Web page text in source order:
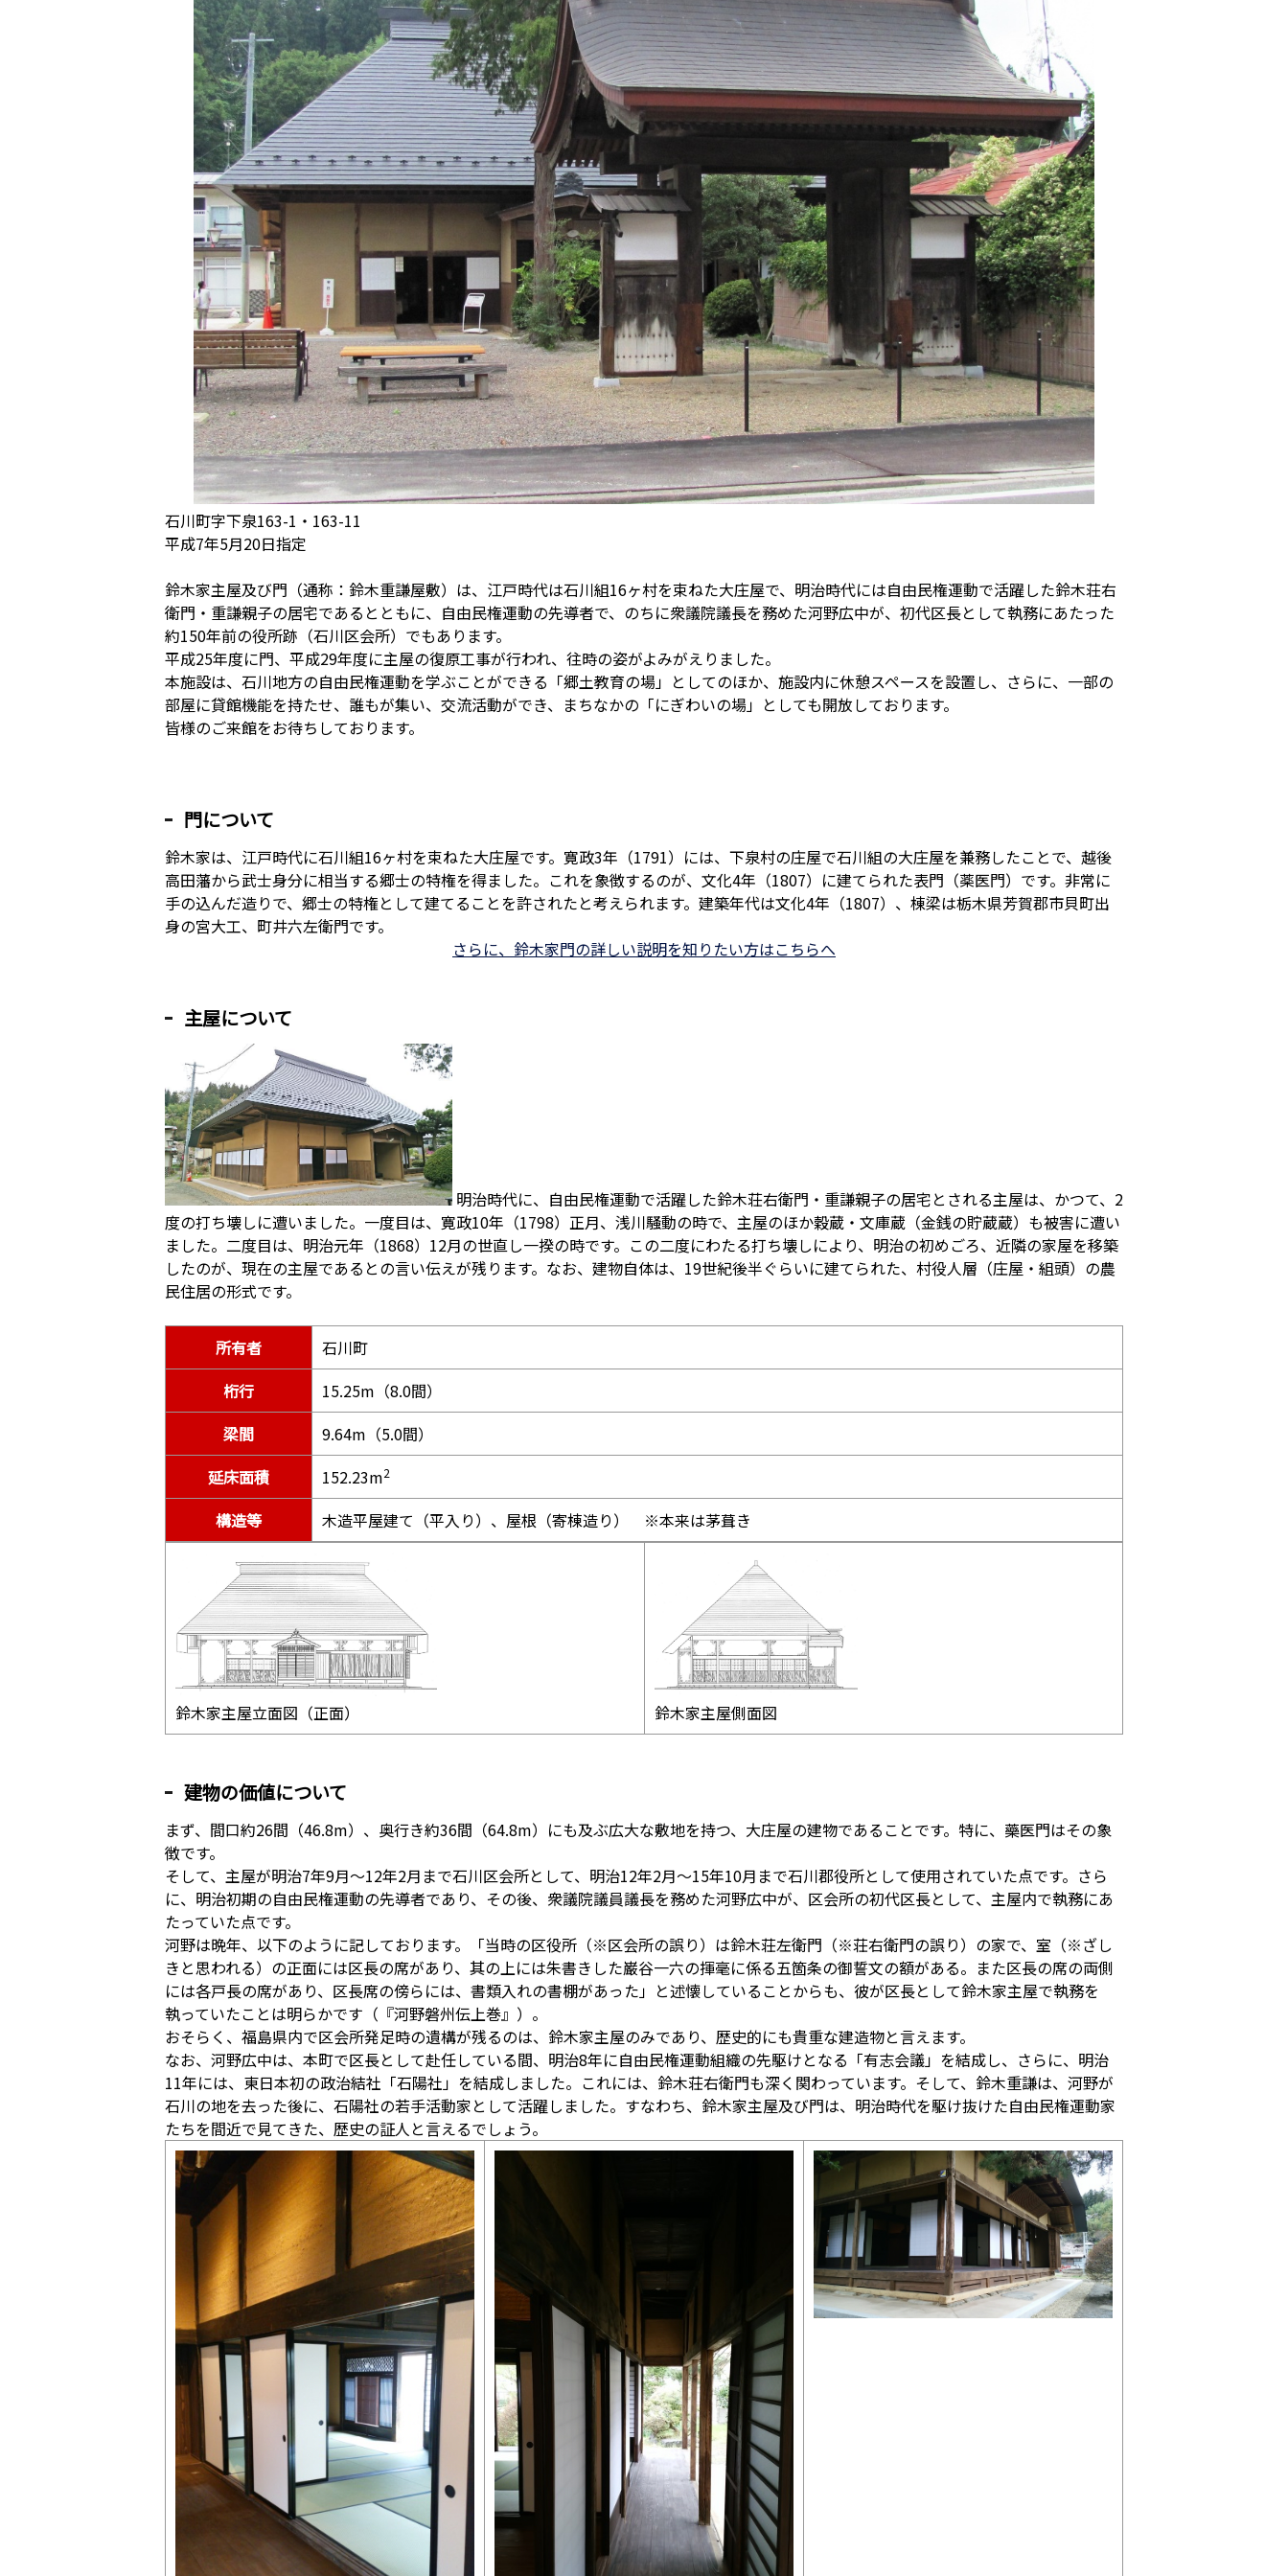
石川町字下泉163-1・163-11
平成7年5月20日指定
鈴木家主屋及び門（通称：鈴木重謙屋敷）は、江戸時代は石川組16ヶ村を束ねた大庄屋で、明治時代には自由民権運動で活躍した鈴木荘右
衛門・重謙親子の居宅であるとともに、自由民権運動の先導者で、のちに衆議院議長を務めた河野広中が、初代区長として執務にあたった
約150年前の役所跡（石川区会所）でもあります。
平成25年度に門、平成29年度に主屋の復原工事が行われ、往時の姿がよみがえりました。
本施設は、石川地方の自由民権運動を学ぶことができる「郷土教育の場」としてのほか、施設内に休憩スペースを設置し、さらに、一部の
部屋に貸館機能を持たせ、誰もが集い、交流活動ができ、まちなかの「にぎわいの場」としても開放しております。
皆様のご来館をお待ちしております。
門について
鈴木家は、江戸時代に石川組16ヶ村を束ねた大庄屋です。寛政3年（1791）には、下泉村の庄屋で石川組の大庄屋を兼務したことで、越後
高田藩から武士身分に相当する郷士の特権を得ました。これを象徴するのが、文化4年（1807）に建てられた表門（薬医門）です。非常に
手の込んだ造りで、郷士の特権として建てることを許されたと考えられます。建築年代は文化4年（1807）、棟梁は栃木県芳賀郡市貝町出
身の宮大工、町井六左衛門です。
さらに、鈴木家門の詳しい説明を知りたい方はこちらへ
主屋について
明治時代に、自由民権運動で活躍した鈴木荘右衛門・重謙親子の居宅とされる主屋は、かつて、2
度の打ち壊しに遭いました。一度目は、寛政10年（1798）正月、浅川騒動の時で、主屋のほか穀蔵・文庫蔵（金銭の貯蔵蔵）も被害に遭い
ました。二度目は、明治元年（1868）12月の世直し一揆の時です。この二度にわたる打ち壊しにより、明治の初めごろ、近隣の家屋を移築
したのが、現在の主屋であるとの言い伝えが残ります。なお、建物自体は、19世紀後半ぐらいに建てられた、村役人層（庄屋・組頭）の農
民住居の形式です。
所有者
石川町
桁行
15.25m（8.0間）
梁間
9.64m（5.0間）
延床面積
152.23m2
構造等 木造平屋建て（平入り）、屋根（寄棟造り） ※本来は茅葺き
鈴木家主屋立面図（正面） 鈴木家主屋側面図
建物の価値について
まず、間口約26間（46.8m）、奥行き約36間（64.8m）にも及ぶ広大な敷地を持つ、大庄屋の建物であることです。特に、藥医門はその象
徴です。
そして、主屋が明治7年9月〜12年2月まで石川区会所として、明治12年2月〜15年10月まで石川郡役所として使用されていた点です。さら
に、明治初期の自由民権運動の先導者であり、その後、衆議院議員議長を務めた河野広中が、区会所の初代区長として、主屋内で執務にあ
たっていた点です。
河野は晩年、以下のように記しております。「当時の区役所（※区会所の誤り）は鈴木荘左衛門（※荘右衛門の誤り）の家で、室（※ざし
きと思われる）の正面には区長の席があり、其の上には朱書きした巌谷一六の揮毫に係る五箇条の御誓文の額がある。また区長の席の両側
には各戸長の席があり、区長席の傍らには、書類入れの書棚があった」と述懐していることからも、彼が区長として鈴木家主屋で執務を
執っていたことは明らかです（『河野磐州伝上巻』）。
おそらく、福島県内で区会所発足時の遺構が残るのは、鈴木家主屋のみであり、歴史的にも貴重な建造物と言えます。
なお、河野広中は、本町で区長として赴任している間、明治8年に自由民権運動組織の先駆けとなる「有志会議」を結成し、さらに、明治
11年には、東日本初の政治結社「石陽社」を結成しました。これには、鈴木荘右衛門も深く関わっています。そして、鈴木重謙は、河野が
石川の地を去った後に、石陽社の若手活動家として活躍しました。すなわち、鈴木家主屋及び門は、明治時代を駆け抜けた自由民権運動家
たちを間近で見てきた、歴史の証人と言えるでしょう。